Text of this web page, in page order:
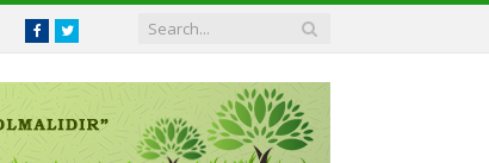
FacebookTwitter